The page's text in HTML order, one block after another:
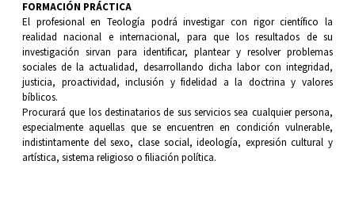
FORMACIÓN PRÁCTICA
El profesional en Teología podrá investigar con rigor científico la
realidad nacional e internacional, para que los resultados de su
investigación sirvan para identificar, plantear y resolver problemas
sociales de la actualidad, desarrollando dicha labor con integridad,
justicia, proactividad, inclusión y fidelidad a la doctrina y valores
bíblicos.
Procurará que los destinatarios de sus servicios sea cualquier persona,
especialmente aquellas que se encuentren en condición vulnerable,
indistintamente del sexo, clase social, ideología, expresión cultural y
artística, sistema religioso o filiación política.